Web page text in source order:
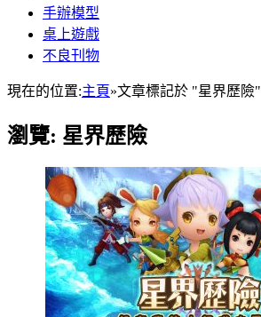
手辦模型
桌上遊戲
不良刊物
現在的位置:主頁»文章標記於 "星界歷險"
瀏覽: 星界歷險